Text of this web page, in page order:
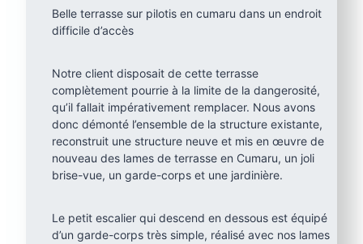
Belle terrasse sur pilotis en cumaru dans un endroit
difficile d’accès
Notre client disposait de cette terrasse
complètement pourrie à la limite de la dangerosité,
qu’il fallait impérativement remplacer. Nous avons
donc démonté l’ensemble de la structure existante,
reconstruit une structure neuve et mis en œuvre de
nouveau des lames de terrasse en Cumaru, un joli
brise-vue, un garde-corps et une jardinière.
Le petit escalier qui descend en dessous est équipé
d’un garde-corps très simple, réalisé avec nos lames